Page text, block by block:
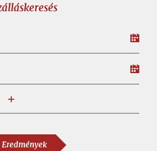
csökkentem
Eredmények